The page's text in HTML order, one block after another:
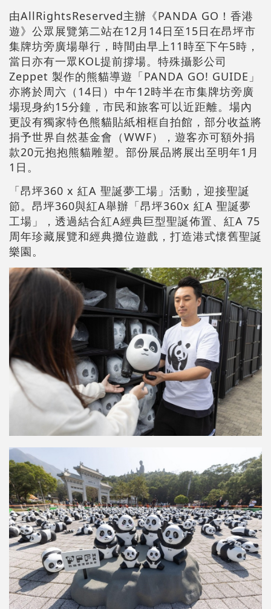
由AllRightsReserved主辦《PANDA GO！香港
遊》公眾展覽第二站在12月14日至15日在昂坪市
集牌坊旁廣場舉行，時間由早上11時至下午5時，
當日亦有一眾KOL提前撐場。特殊攝影公司
Zeppet 製作的熊貓導遊「PANDA GO! GUIDE」
亦將於周六（14⽇）中午12時半在市集牌坊旁廣
場現身約15分鐘，市⺠和旅客可以近距離。場內
更設有獨家特⾊熊貓貼紙相框⾃拍館，部分收益將
捐予世界⾃然基⾦會（WWF），遊客亦可額外捐
款20元抱抱熊貓雕塑。部份展品將展出⾄明年1⽉
1⽇。
「昂坪360 x 紅A 聖誕夢工場」活動，迎接聖誕
節。昂坪360與紅A舉辦「昂坪360x 紅A 聖誕夢
工場」，透過結合紅A經典巨型聖誕佈置、紅A 75
周年珍藏展覽和經典攤位遊戲，打造港式懷舊聖誕
樂園。